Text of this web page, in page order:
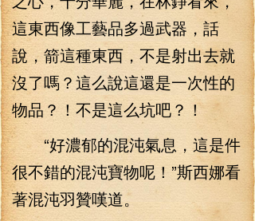
這東西像工藝品多過武器，話
說，箭這種東西，不是射出去就
沒了嗎？這么說這還是一次性的
物品？！不是這么坑吧？！
“好濃郁的混沌氣息，這是件
很不錯的混沌寶物呢！”斯西娜看
著混沌羽贊嘆道。